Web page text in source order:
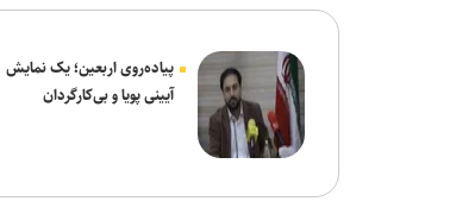
پیاده‌روی اربعین؛ یک نمایش
آیینی پویا و بی‌کارگردان